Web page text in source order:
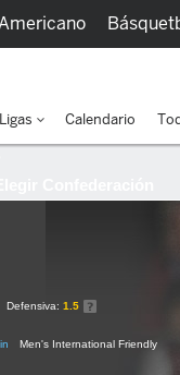
Defensiva: 1.5
Men's International Friendly
Ligas Calendario